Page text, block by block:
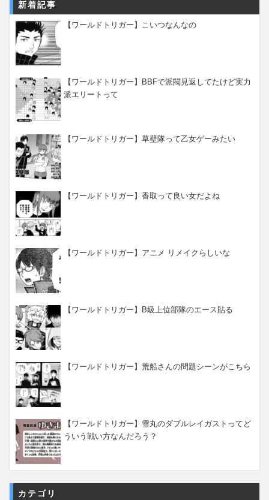
新着記事
【ワールドトリガー】こいつなんなの
【ワールドトリガー】BBFで派閥見返してたけど実力
派エリートって
【ワールドトリガー】草壁隊って乙女ゲーみたい
【ワールドトリガー】香取って良い女だよね
【ワールドトリガー】アニメ リメイクらしいな
【ワールドトリガー】B級上位部隊のエース貼る
【ワールドトリガー】荒船さんの問題シーンがこちら
【ワールドトリガー】雪丸のダブルレイガストってど
ういう戦い方なんだろう？
カテゴリ